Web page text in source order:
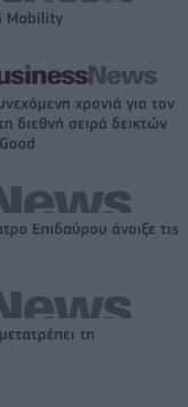
Mobility
χρονιά για τον
διεθνή σειρά δεικτών
Επιδαύρου άνοιξε τις
τη